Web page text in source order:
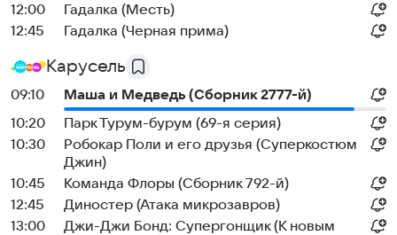
12:00
Гадалка (Месть)
12:45
Гадалка (Черная прима)
Карусель
09:10
Маша и Медведь (Сборник 2777-й)
10:20
Парк Турум-бурум (69-я серия)
10:30
Робокар Поли и его друзья (Суперкостюм
Джин)
10:45
Команда Флоры (Сборник 792-й)
12:45
Диностер (Атака микрозавров)
13:00
Джи-Джи Бонд: Супергонщик (К новым